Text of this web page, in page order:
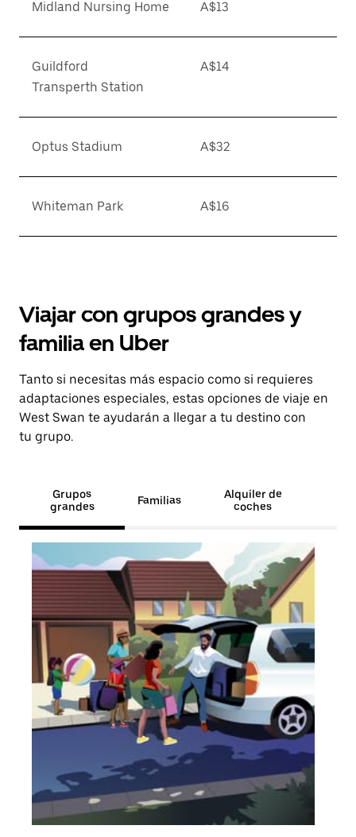
Midland Nursing Home A$13
Guildford
Transperth Station
A$14
Optus Stadium A$32
Whiteman Park A$16
Viajar con grupos grandes y
familia en Uber
Tanto si necesitas más espacio como si requieres
adaptaciones especiales, estas opciones de viaje en
West Swan te ayudarán a llegar a tu destino con
tu grupo.
Grupos
grandes
Familias
Alquiler de
coches